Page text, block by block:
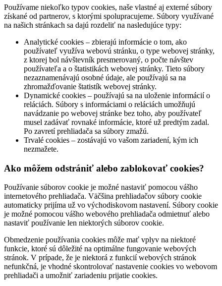
Používame niekoľko typov cookies, naše vlastné aj externé súbory
získané od partnerov, s ktorými spolupracujeme. Súbory využívané
na našich stránkach sa dajú rozdeliť na nasledujúce typy:
Analytické cookies – zbierajú informácie o tom, ako
používateľ využíva webovú stránku, o type webovej stránky,
z ktorej bol návštevník presmerovaný, o počte návštev
používateľa a o štatistikách webovej stránky. Tieto súbory
nezaznamenávajú osobné údaje, ale používajú sa na
zhromažďovanie štatistík webovej stránky.
Dynamické cookies – používajú sa na uloženie informácií o
reláciách. Súbory s informáciami o reláciách umožňujú
navádzanie po webovej stránke bez toho, aby používateľ
musel zadávať rovnaké informácie, ktoré už predtým zadal.
Po zavretí prehliadača sa súbory zmažú.
Trvalé cookies – zostávajú vo vašom zariadení, kým ich
nezmažete.
Ako môžem odstrániť alebo zablokovať cookies?
Používanie súborov cookie je možné nastaviť pomocou vášho
internetového prehliadača. Väčšina prehliadačov súbory cookie
automaticky prijíma už vo východiskovom nastavení. Súbory cookie
je možné pomocou vášho webového prehliadača odmietnuť alebo
nastaviť používanie len niektorých súborov cookie.
Obmedzenie používania cookies môže mať vplyv na niektoré
funkcie, ktoré sú dôležité na optimálne fungovanie webových
stránok. V prípade, že je niektorá z funkcií webových stránok
nefunkčná, je vhodné skontrolovať nastavenie cookies vo webovom
prehliadači a umožniť zariadeniu prijatie cookies.